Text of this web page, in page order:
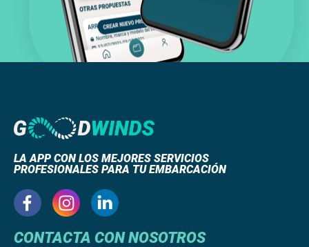
LA APP CON LOS MEJORES SERVICIOS
PROFESIONALES PARA TU EMBARCACIÓN
CONTACTA CON NOSOTROS